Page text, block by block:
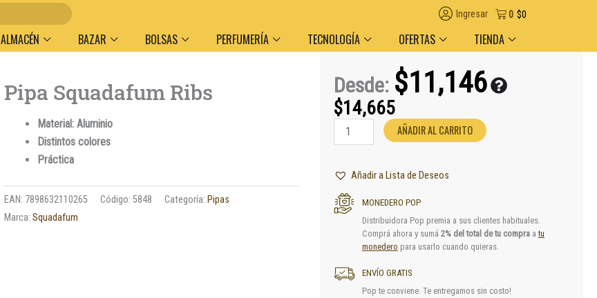
Descuento por volumen y medio de pago
$0
0
Ingresar
ALMACÉN BAZAR BOLSAS PERFUMERÍA TECNOLOGÍA OFERTAS TIENDA
Pipa Squadafum Ribs
Material: Aluminio
Distintos colores
Práctica
EAN: 7898632110265 Código:5848 Categoría: Pipas
Marca:Squadafum
Desde: $11,146
$14,665
Pipa
cantidad
AÑADIR AL CARRITO
Añadir a Lista de Deseos
MONEDERO POP
Distribuidora Pop premia a sus clientes habituales.
Comprá ahora y sumá 2% del total de tu compraatu
monedero para usarlo cuando quieras.
ENVÍO GRATIS
Pop te conviene. Te entregamos sin costo!